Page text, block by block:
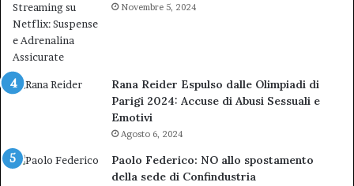
Novembre 5, 2024
Rana Reider Espulso dalle Olimpiadi di
Parigi 2024: Accuse di Abusi Sessuali e
Emotivi
Agosto 6, 2024
Paolo Federico: NO allo spostamento
della sede di Confindustria